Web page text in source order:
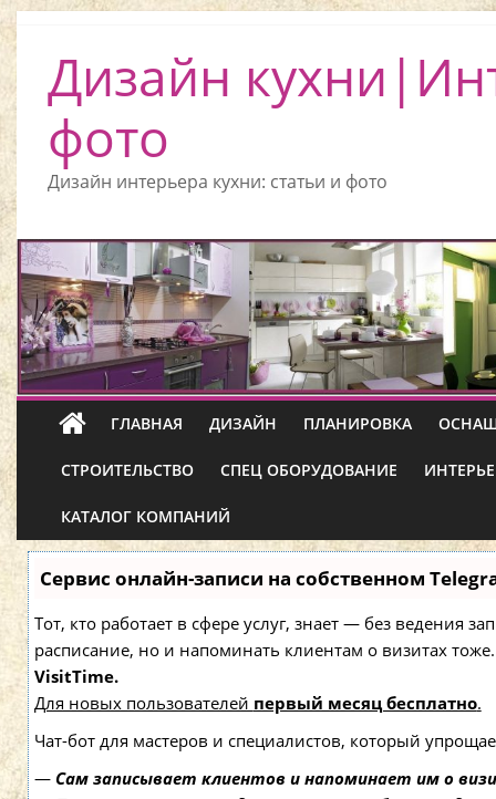
Дизайн
фото
Дизайн интерьера кухни: статьи и фото
ГЛАВНАЯ ДИЗАЙН ПЛАНИРОВКА
СТРОИТЕЛЬСТВО СПЕЦ ОБОРУДОВАНИЕ
КАТАЛОГ КОМПАНИЙ
Сервис онлайн-записи на собственном
Тот, кто работает в сфере услуг, знает — без ведения
расписание, но и напоминать клиентам о визитах
VisitTime.
Для новых пользователей первый месяц бесплатно.
Чат-бот для мастеров и специалистов, который
— Сам записывает клиентов и напоминает им о